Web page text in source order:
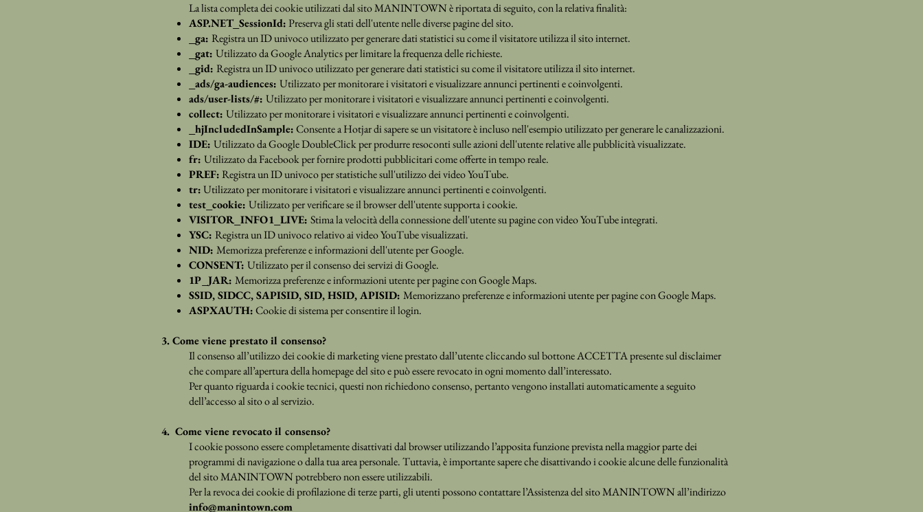
La lista completa dei cookie utilizzati dal sito MANINTOWN è riportata di seguito, con la relativa finalità:
ASP.NET_SessionId:Preserva gli stati dell'utente nelle diverse pagine del sito.
_ga: Registra un ID univoco utilizzato per generare dati statistici su come il visitatore utilizza il sito internet.
_gat: Utilizzato da Google Analytics per limitare la frequenza delle richieste.
_gid: Registra un ID univoco utilizzato per generare dati statistici su come il visitatore utilizza il sito internet.
_ads/ga-audiences: Utilizzato per monitorare i visitatori e visualizzare annunci pertinenti e coinvolgenti.
ads/user-lists/#: Utilizzato per monitorare i visitatori e visualizzare annunci pertinenti e coinvolgenti.
collect: Utilizzato per monitorare i visitatori e visualizzare annunci pertinenti e coinvolgenti.
_hjIncludedInSample:Consente a Hotjar di sapere se un visitatore è incluso nell'esempio utilizzato per generare le canalizzazioni.
IDE: Utilizzato da Google DoubleClick per produrre resoconti sulle azioni dell'utente relative alle pubblicità visualizzate.
fr: Utilizzato da Facebook per fornire prodotti pubblicitari come offerte in tempo reale.
PREF:Registra un ID univoco per statistiche sull'utilizzo dei video YouTube.
tr:Utilizzato per monitorare i visitatori e visualizzare annunci pertinenti e coinvolgenti.
test_cookie: Utilizzato per verificare se il browser dell'utente supporta i cookie.
VISITOR_INFO1_LIVE: Stima la velocità della connessione dell'utente su pagine con video YouTube integrati.
YSC: Registra un ID univoco relativo ai video YouTube visualizzati.
NID: Memorizza preferenze e informazioni dell'utente per Google.
CONSENT: Utilizzato per il consenso dei servizi di Google.
1P_JAR: Memorizza preferenze e informazioni utente per pagine con Google Maps.
SSID, SIDCC, SAPISID, SID, HSID, APISID: Memorizzano preferenze e informazioni utente per pagine con Google Maps.
ASPXAUTH:Cookie di sistema per consentire il login.
3. Come viene prestato il consenso?
Il consenso all’utilizzo dei cookie di marketing viene prestato dall’utente cliccando sul bottone ACCETTA presente sul disclaimer
che compare all’apertura della homepage del sito e può essere revocato in ogni momento dall’interessato.
Per quanto riguarda i cookie tecnici, questi non richiedono consenso, pertanto vengono installati automaticamente a seguito
dell’accesso al sito o al servizio.
4. Come viene revocato il consenso?
I cookie possono essere completamente disattivati dal browser utilizzando l’apposita funzione prevista nella maggior parte dei
programmi di navigazione o dalla tua area personale. Tuttavia, è importante sapere che disattivando i cookie alcune delle funzionalità
del sito MANINTOWN potrebbero non essere utilizzabili.
Per la revoca dei cookie di profilazione di terze parti, gli utenti possono contattare l’Assistenza del sito MANINTOWN all’indirizzo
info@manintown.com